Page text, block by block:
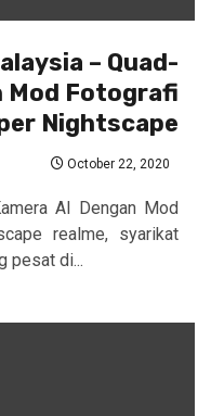
– Quad-
Mod Fotografi
Nightscape
October 22, 2020
AI Dengan Mod
realme, syarikat
pesat di...